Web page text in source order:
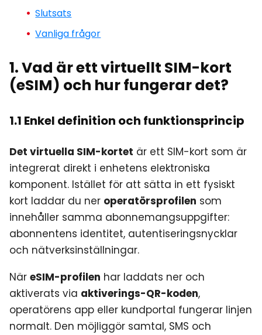
Slutsats
Vanliga frågor
1. Vad är ett virtuellt SIM-kort
(eSIM) och hur fungerar det?
1.1 Enkel definition och funktionsprincip
Det virtuella SIM-kortet är ett SIM-kort som är
integrerat direkt i enhetens elektroniska
komponent. Istället för att sätta in ett fysiskt
kort laddar du ner operatörsprofilen som
innehåller samma abonnemangsuppgifter:
abonnentens identitet, autentiseringsnycklar
och nätverksinställningar.
När eSIM-profilen har laddats ner och
aktiverats via aktiverings-QR-koden,
operatörens app eller kundportal fungerar linjen
normalt. Den möjliggör samtal, SMS och